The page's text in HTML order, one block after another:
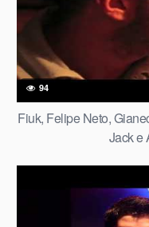
94
Fiuk, Felipe Neto,
Jack e